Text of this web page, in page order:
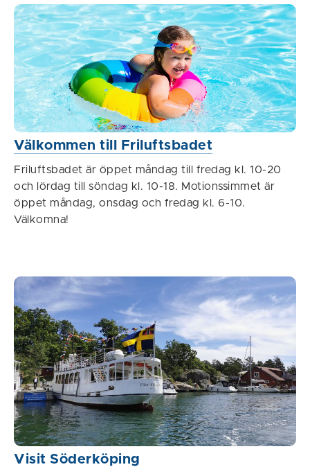
Välkommen till Friluftsbadet
Friluftsbadet är öppet måndag till fredag kl. 10-20
och lördag till söndag kl. 10-18. Motionssimmet är
öppet måndag, onsdag och fredag kl. 6-10.
Välkomna!
Visit Söderköping